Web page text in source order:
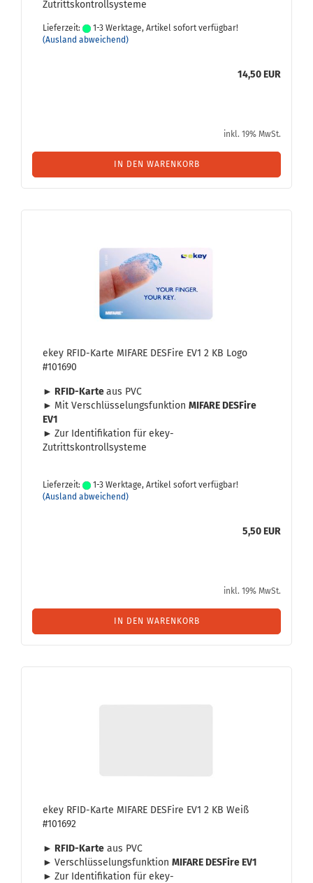
Zutrittskontrollsysteme
Lieferzeit:
1-3 Werktage, Artikel sofort verfügbar!
(Ausland abweichend)
14,50 EUR
inkl. 19% MwSt.
IN DEN WARENKORB
ekey RFID-​Karte MIFA­RE DES­Fire EV1 2 KB Logo
#101690
► RFID-​Karteaus PVC
► Mit Ver­schlüs­se­lungs­funk­ti­on MIFA­RE DES­Fire
EV1
► Zur Iden­ti­fi­ka­ti­on für ekey-​
Zutrittskontrollsysteme
Lieferzeit:
1-3 Werktage, Artikel sofort verfügbar!
(Ausland abweichend)
5,50 EUR
inkl. 19% MwSt.
IN DEN WARENKORB
ekey RFID-​Karte MIFA­RE DES­Fire EV1 2 KB Weiß
#101692
► RFID-​Karte aus PVC
► Ver­schlüs­se­lungs­funk­ti­on MIFA­RE DES­Fire EV1
► Zur Iden­ti­fi­ka­ti­on für ekey-​